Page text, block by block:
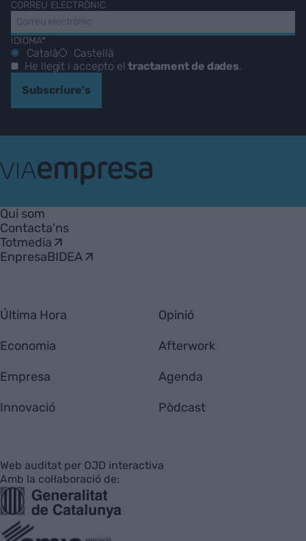
CORREU ELECTRÒNIC
IDIOMA*
Català
Castellà
He llegit i accepto eltractament de dades
Subscriure's
Empresa
Qui som
Contacta'ns
Totmedia
EnpresaBIDEA
Última Hora
Economia
Empresa
Innovació
Opinió
Afterwork
Agenda
Pòdcast
Web auditat per OJD interactiva
Amb la col·laboració de: